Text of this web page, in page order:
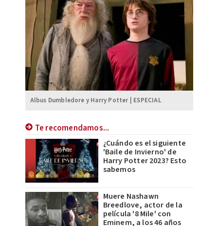
Albus Dumbledore y Harry Potter | ESPECIAL
Te recomendamos...
¿Cuándo es el siguiente
'Baile de Invierno' de
Harry Potter 2023? Esto
sabemos
Muere Nashawn
Breedlove, actor de la
película '8 Mile' con
Eminem, a los 46 años